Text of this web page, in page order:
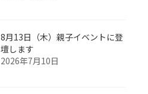
8月13日（木）親子イベントに登
壇します
2026年7月10日